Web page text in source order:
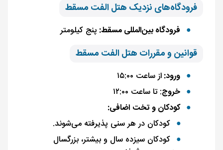
فرودگاه‌های نزدیک هتل الفت مسقط
فرودگاه بین‌المللی مسقط: پنج کیلومتر
قوانین و مقررات هتل الفت مسقط
ورود:از ساعت ۱۵:۰۰
خروج: تا ساعت ۱۲:۰۰
کودکان و تخت اضافی:
کودکان در هر سنی پذیرفته می‌شوند.
کودکان سیزده سال و بیشتر، بزرگسال